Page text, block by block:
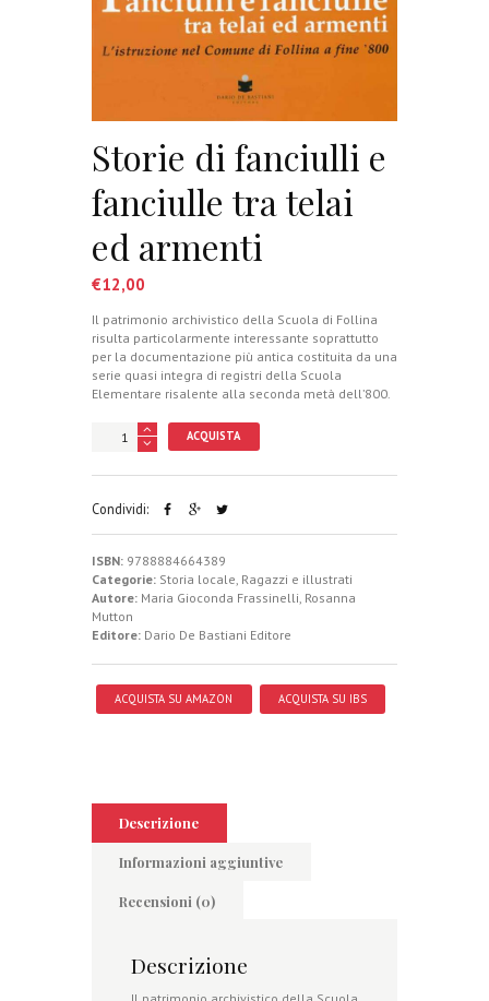
Storie di fanciulli e
fanciulle tra telai
ed armenti
€12,00
Il patrimonio archivistico della Scuola di Follina
risulta particolarmente interessante soprattutto
per la documentazione più antica costituita da una
serie quasi integra di registri della Scuola
Elementare risalente alla seconda metà dell’800.
ACQUISTA
Condividi:
ISBN: 9788884664389
Categorie: Storia locale, Ragazzi e illustrati
Autore: Maria Gioconda Frassinelli, Rosanna
Mutton
Editore: Dario De Bastiani Editore
ACQUISTA SU AMAZON ACQUISTA SU IBS
Descrizione
Informazioni aggiuntive
Recensioni (0)
Descrizione